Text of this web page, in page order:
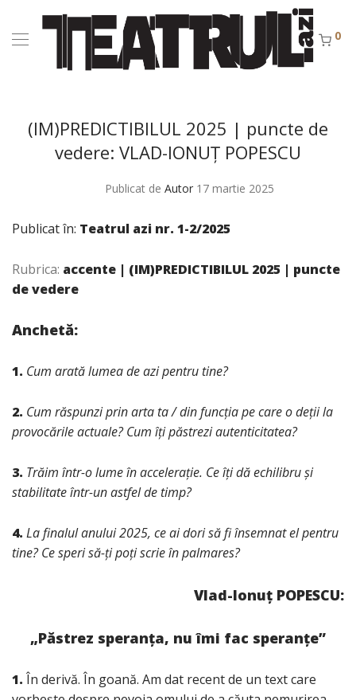
0
(IM)PREDICTIBILUL 2025 | puncte de
vedere: VLAD-IONUȚ POPESCU
Publicat de Autor 17 martie 2025
Publicat în: Teatrul azi nr. 1-2/2025
Rubrica: accente | (IM)PREDICTIBILUL 2025 | puncte
de vedere
Anchetă:
1.⁠ Cum arată lumea de azi pentru tine?
2.⁠ Cum răspunzi prin arta ta / din funcția pe care o deții la
provocările actuale? Cum îți păstrezi autenticitatea?
3.⁠ Trăim într-o lume în accelerație. Ce îți dă echilibru și
stabilitate într-un astfel de timp?
4.⁠ La finalul anului 2025, ce ai dori să fi însemnat el pentru
tine? Ce speri să-ți poți scrie în palmares?
Vlad-Ionuț POPESCU:
„Păstrez speranța, nu îmi fac speranțe”
1. În derivă. În goană. Am dat recent de un text care